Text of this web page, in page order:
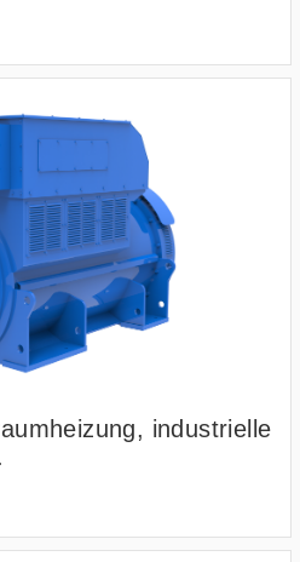
industrielle